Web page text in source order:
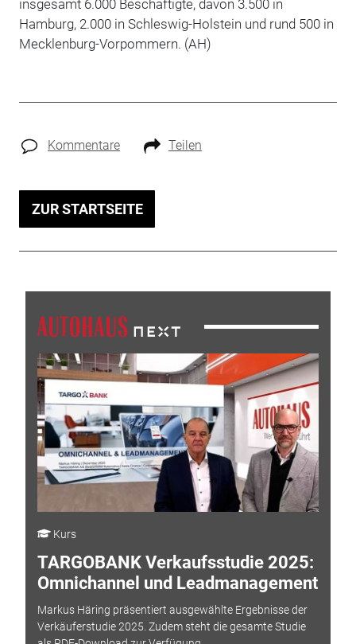
insgesamt 6.000 Beschäftigte, davon 3.500 in
Hamburg, 2.000 in Schleswig-Holstein und rund 500 in
Mecklenburg-Vorpommern. (AH)
Kommentare Teilen
ZUR STARTSEITE
Kurs
TARGOBANK Verkaufsstudie 2025:
Omnichannel und Leadmanagement
Markus Häring präsentiert ausgewählte Ergebnisse der
Verkäuferstudie 2025. Zudem steht die gesamte Studie